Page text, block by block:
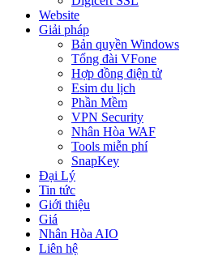
Website
Giải pháp
Bản quyền Windows
Tổng đài VFone
Hợp đồng điện tử
Esim du lịch
Phần Mềm
VPN Security
Nhân Hòa WAF
Tools miễn phí
SnapKey
Đại Lý
Tin tức
Giới thiệu
Giá
Nhân Hòa AIO
Liên hệ